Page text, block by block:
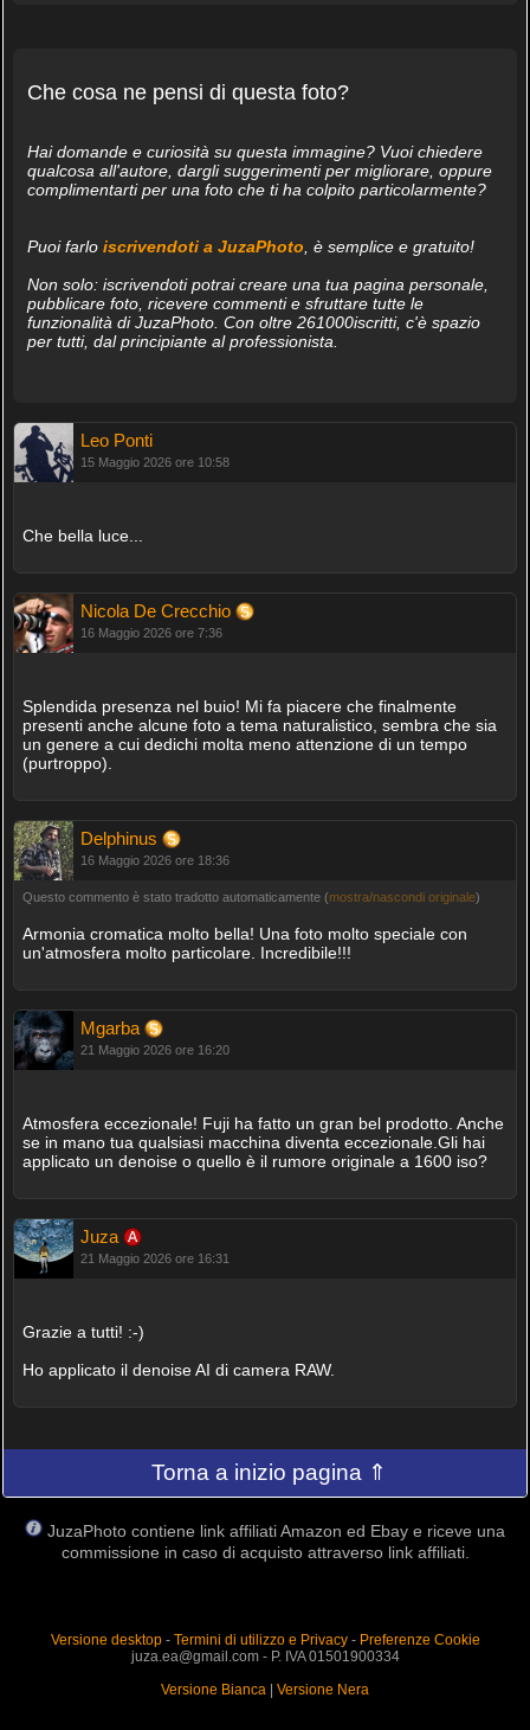
Che cosa ne pensi di questa foto?
Hai domande e curiosità su questa immagine? Vuoi chiedere
qualcosa all'autore, dargli suggerimenti per migliorare, oppure
complimentarti per una foto che ti ha colpito particolarmente?
Puoi farlo iscrivendoti a JuzaPhoto , è semplice e gratuito!
Non solo: iscrivendoti potrai creare una tua pagina personale,
pubblicare foto, ricevere commenti e sfruttare tutte le
funzionalità di JuzaPhoto. Con oltre 261000iscritti, c'è spazio
per tutti, dal principiante al professionista.
Leo Ponti
15 Maggio 2026 ore 10:58
Che bella luce...
Nicola De Crecchio
16 Maggio 2026 ore 7:36
Splendida presenza nel buio! Mi fa piacere che finalmente
presenti anche alcune foto a tema naturalistico, sembra che sia
un genere a cui dedichi molta meno attenzione di un tempo
(purtroppo).
Delphinus
16 Maggio 2026 ore 18:36
Questo commento è stato tradotto automaticamente (mostra/nascondi originale)
Armonia cromatica molto bella! Una foto molto speciale con
un'atmosfera molto particolare. Incredibile!!!
Mgarba
21 Maggio 2026 ore 16:20
Atmosfera eccezionale! Fuji ha fatto un gran bel prodotto. Anche
se in mano tua qualsiasi macchina diventa eccezionale.Gli hai
applicato un denoise o quello è il rumore originale a 1600 iso?
Juza
21 Maggio 2026 ore 16:31
Grazie a tutti! :-)
Ho applicato il denoise AI di camera RAW.
Torna a inizio pagina ⇑
JuzaPhoto contiene link affiliati Amazon ed Ebay e riceve una
commissione in caso di acquisto attraverso link affiliati.
Versione desktop- Termini di utilizzo e Privacy- Preferenze Cookie
juza.ea@gmail.com - P. IVA 01501900334
Versione Bianca
Versione Nera